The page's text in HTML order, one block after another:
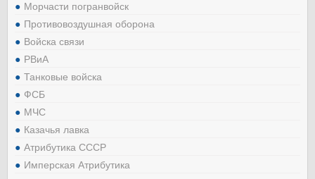
Морчасти погранвойск
Противовоздушная оборона
Войска связи
РВиА
Танковые войска
ФСБ
МЧС
Казачья лавка
Атрибутика СССР
Имперская Атрибутика